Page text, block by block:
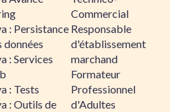
: Persistance
données
: Services
: Tests
: Outils de
Commercial
Responsable
d'établissement
marchand
Formateur
Professionnel
d'Adultes